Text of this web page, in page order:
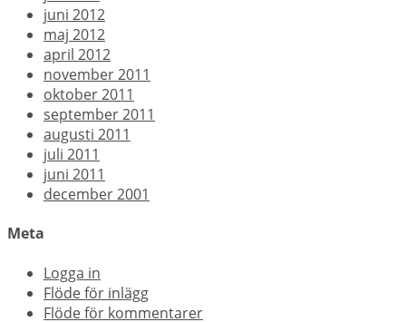
juni 2012
maj 2012
april 2012
november 2011
oktober 2011
september 2011
augusti 2011
juli 2011
juni 2011
december 2001
Meta
Logga in
Flöde för inlägg
Flöde för kommentarer